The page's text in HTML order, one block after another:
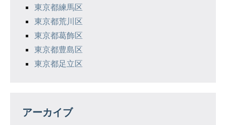
東京都練馬区
東京都荒川区
東京都葛飾区
東京都豊島区
東京都足立区
アーカイブ